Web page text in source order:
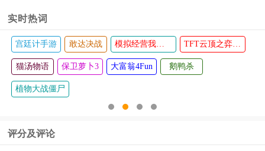
实时热词
宫廷计手游 敢达决战 模拟经营我的大学 TFT云顶之弈国际服
猫汤物语 保卫萝卜3 大富翁4Fun 鹅鸭杀
植物大战僵尸
评分及评论